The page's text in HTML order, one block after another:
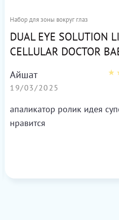
Набор для зоны вокруг глаз
DUAL EYE SOLUTION
CELLULAR DOCTOR
Айшат
19/03/2025
апаликатор ролик идея
нравится